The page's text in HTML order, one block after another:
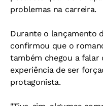
problemas na carreira.
Durante o lançamento
confirmou que o
também chegou a falar
experiência de ser
protagonista.